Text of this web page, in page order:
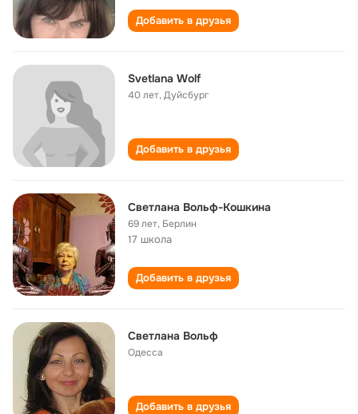
Добавить в друзья
Svetlana Wolf
40 лет,Дуйсбург
Добавить в друзья
Светлана Вольф-Кошкина
69 лет, Берлин
17 школа
Добавить в друзья
Светлана Вольф
Одесса
Добавить в друзья